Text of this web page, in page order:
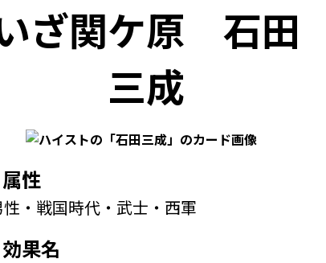
ざ関ケ原 石田
三成
属性
性・戦国時代・武士・西軍
効果名